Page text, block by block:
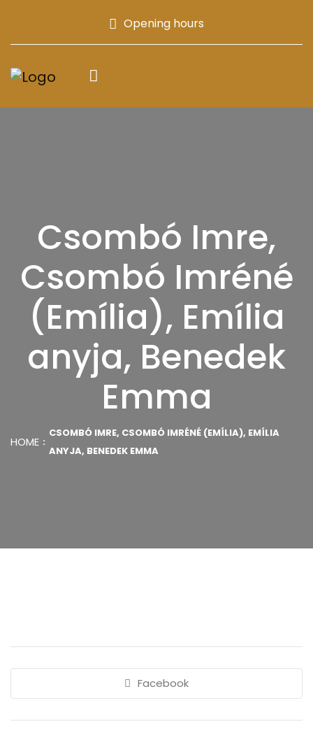
Opening hours
Csombó Imre,
Csombó Imréné
(Emília), Emília
anyja, Benedek
Emma
HOME
CSOMBÓ IMRE, CSOMBÓ IMRÉNÉ (EMÍLIA), EMÍLIA
ANYJA, BENEDEK EMMA
Facebook